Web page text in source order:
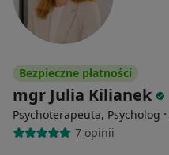
Bezpieczne płatności
mgr Julia Kilianek
Psychoterapeuta, Psycholog ·
7 opinii